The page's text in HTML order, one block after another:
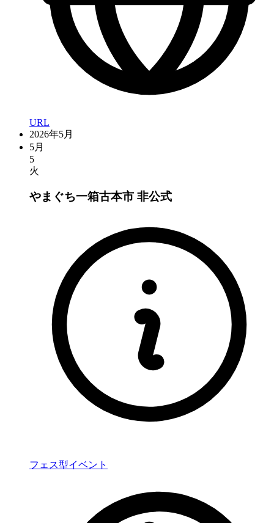
URL
2026年5月
5月
5
火
やまぐち一箱古本市 非公式
フェス型イベント